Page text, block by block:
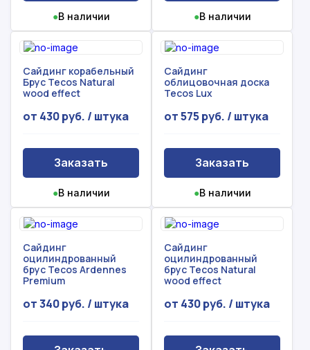
●В наличии ●В наличии
Сайдинг корабельный
Брус Tecos Natural
wood effect
от 430 руб. / штука
Заказать
●В наличии
Сайдинг
облицовочная доска
Tecos Lux
от 575 руб. / штука
Заказать
●В наличии
Сайдинг
оцилиндрованный
брус Tecos Ardennes
Premium
от 340 руб. / штука
Сайдинг
оцилиндрованный
брус Tecos Natural
wood effect
от 430 руб. / штука